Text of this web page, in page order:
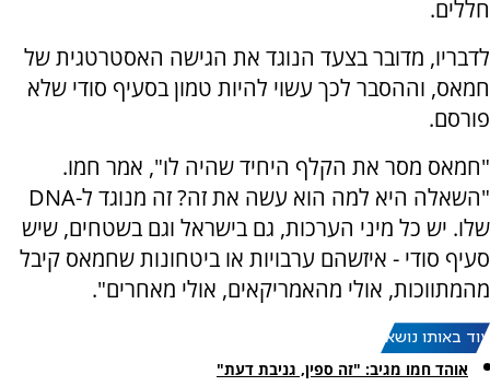
חללים.
לדבריו, מדובר בצעד הנוגד את הגישה האסטרטגית של
חמאס, וההסבר לכך עשוי להיות טמון בסעיף סודי שלא
פורסם.
"חמאס מסר את הקלף היחיד שהיה לו", אמר חמו.
"השאלה היא למה הוא עשה את זה? זה מנוגד ל-DNA
שלו. יש כל מיני הערכות, גם בישראל וגם בשטחים, שיש
סעיף סודי - איזשהם ערבויות או ביטחונות שחמאס קיבל
מהמתווכות, אולי מהאמריקאים, אולי מאחרים".
עוד באותו נושא:
אוהד חמו מגיב: "זה ספין, גניבת דעת"